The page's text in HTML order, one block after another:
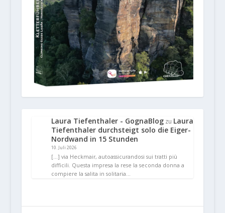
Laura Tiefenthaler - GognaBlogzu Laura
Tiefenthaler durchsteigt solo die Eiger-
Nordwand in 15 Stunden
10. Juli 2026
[…] via Heckmair, autoassicurandosi sui tratti più
difficili. Questa impresa la rese la seconda donna a
compiere la salita in solitaria…